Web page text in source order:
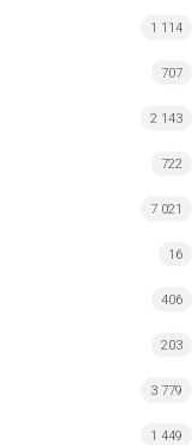
1 114
707
2 143
722
7 021
16
406
203
3 779
1 449